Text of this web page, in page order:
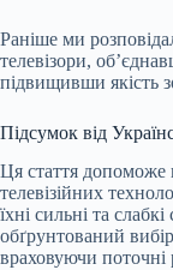
Раніше ми
телевізори,
підвищивши якість
Підсумок від
Ця стаття допоможе
телевізійних
їхні сильні та
обґрунтований
враховуючи поточні